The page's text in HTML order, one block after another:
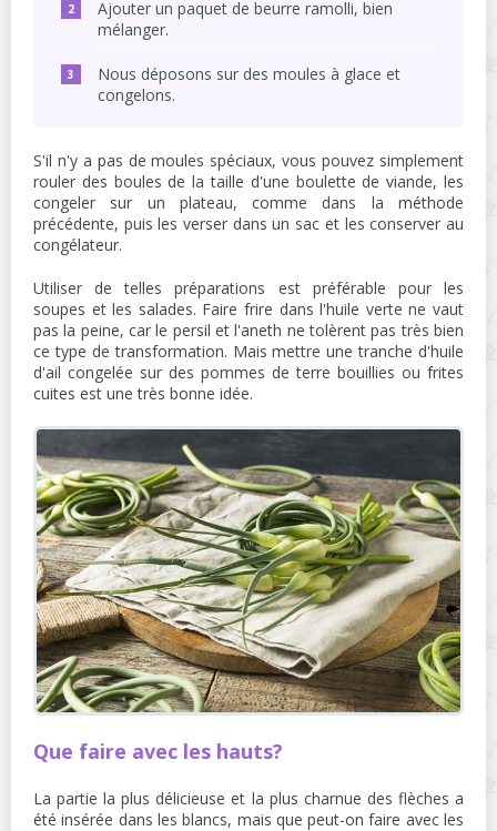
Ajouter un paquet de beurre ramolli, bien
mélanger.
Nous déposons sur des moules à glace et
congelons.
S'il n'y a pas de moules spéciaux, vous pouvez simplement
rouler des boules de la taille d'une boulette de viande, les
congeler sur un plateau, comme dans la méthode
précédente, puis les verser dans un sac et les conserver au
congélateur.
Utiliser de telles préparations est préférable pour les
soupes et les salades. Faire frire dans l'huile verte ne vaut
pas la peine, car le persil et l'aneth ne tolèrent pas très bien
ce type de transformation. Mais mettre une tranche d'huile
d'ail congelée sur des pommes de terre bouillies ou frites
cuites est une très bonne idée.
Que faire avec les hauts?
La partie la plus délicieuse et la plus charnue des flèches a
été insérée dans les blancs, mais que peut-on faire avec les